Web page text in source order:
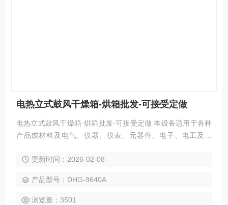
电热立式鼓风干燥箱-烘箱批发-可接受定做
电热立式鼓风干燥箱-烘箱批发-可接受定做 本设备适用于各种
产品或材料及电气、仪器、仪表、元器件、电子、电工及汽
环境条件下作干燥处理和各种恒温适应性试验。
更新时间：2026-02-08
产品型号：DHG-9640A
浏览量：3501